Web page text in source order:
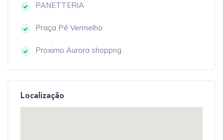
PANETTERIA
Praça Pé Vermelho
Proximo Aurora shoppng
Localização